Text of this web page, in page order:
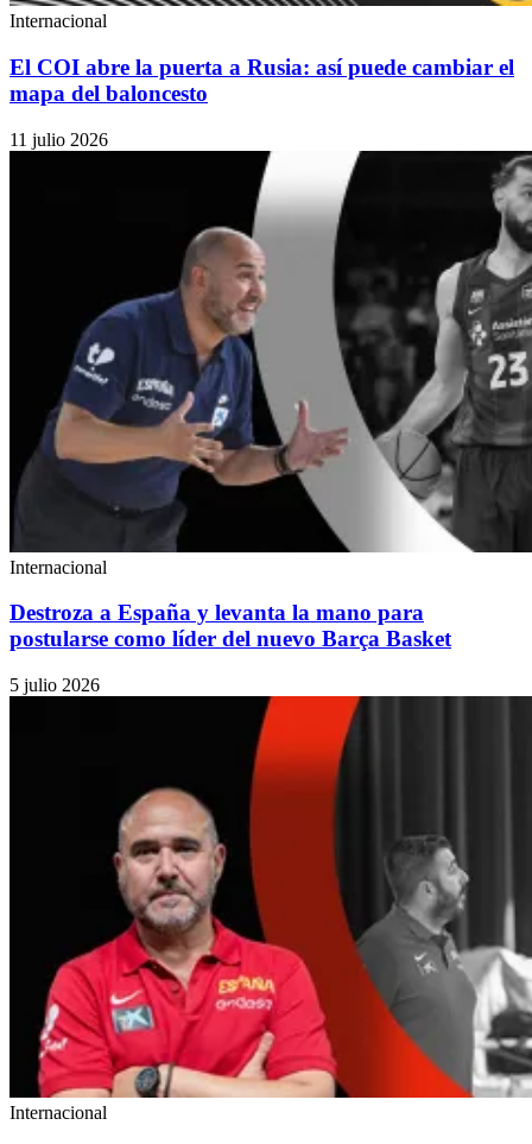
Internacional
El COI abre la puerta a Rusia: así puede cambiar el
mapa del baloncesto
11 julio 2026
Internacional
Destroza a España y levanta la mano para
postularse como líder del nuevo Barça Basket
5 julio 2026
Internacional